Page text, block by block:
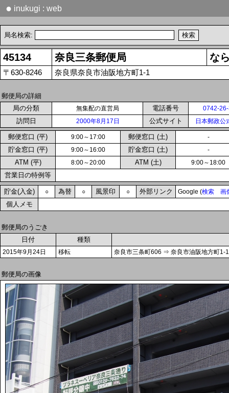
● inukugi : web
局名検索:
45134 奈良三条郵便局 な
〒630-8246 奈良県奈良市油阪地方町1-1
郵便局の詳細
局の分類
無集配の直営局 電話番号 0742-
訪問日 2000年8月17日 公式サイト 日本郵政公
郵便窓口 (平) 9:00～17:00 郵便窓口 (土) -
貯金窓口 (平) 9:00～16:00 貯金窓口 (土) -
ATM (平) 8:00～20:00 ATM (土) 9:00～18:00
営業日の特例等
貯金(入金) ○ 為替 ○ 風景印 ○ 外部リンク Google (検索 画
個人メモ
郵便局のうごき
日付
種類
2015年9月24日 移転 奈良市三条町606 ⇒ 奈良市油阪地方町1-1
郵便局の画像